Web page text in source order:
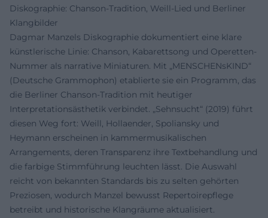
Diskographie: Chanson-Tradition, Weill-Lied und Berliner
Klangbilder
Dagmar Manzels Diskographie dokumentiert eine klare
künstlerische Linie: Chanson, Kabarettsong und Operetten-
Nummer als narrative Miniaturen. Mit „MENSCHENsKIND“
(Deutsche Grammophon) etablierte sie ein Programm, das
die Berliner Chanson-Tradition mit heutiger
Interpretationsästhetik verbindet. „Sehnsucht“ (2019) führt
diesen Weg fort: Weill, Hollaender, Spoliansky und
Heymann erscheinen in kammermusikalischen
Arrangements, deren Transparenz ihre Textbehandlung und
die farbige Stimmführung leuchten lässt. Die Auswahl
reicht von bekannten Standards bis zu selten gehörten
Preziosen, wodurch Manzel bewusst Repertoirepflege
betreibt und historische Klangräume aktualisiert.